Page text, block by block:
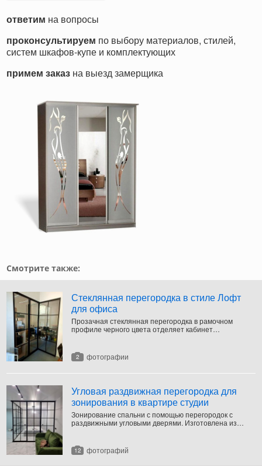
ответим на вопросы
проконсультируем по выбору материалов, стилей,
систем шкафов-купе и комплектующих
примем заказ на выезд замерщика
Смотрите также:
Стеклянная перегородка в стиле Лофт
для офиса
Прозачная стеклянная перегородка в рамочном
профиле черного цвета отделяет кабинет
2 фотографии
Угловая раздвижная перегородка для
зонирования в квартире студии
Зонирование спальни с помощью перегородок с
раздвижными угловыми дверями. Изготовлена из
стекла.
12 фотографий